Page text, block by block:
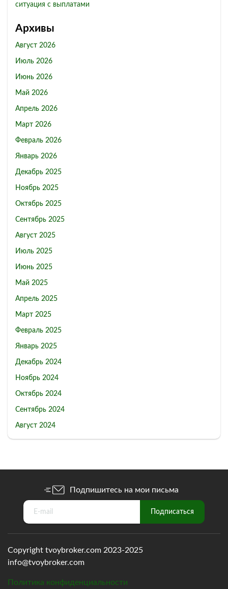
ситуация с выплатами
Архивы
Август 2026
Июль 2026
Июнь 2026
Май 2026
Апрель 2026
Март 2026
Февраль 2026
Январь 2026
Декабрь 2025
Ноябрь 2025
Октябрь 2025
Сентябрь 2025
Август 2025
Июль 2025
Июнь 2025
Май 2025
Апрель 2025
Март 2025
Февраль 2025
Январь 2025
Декабрь 2024
Ноябрь 2024
Октябрь 2024
Сентябрь 2024
Август 2024
Подпишитесь на мои письма
Copyright tvoybroker.com 2023-2025
info@tvoybroker.com
Политика конфиденциальности